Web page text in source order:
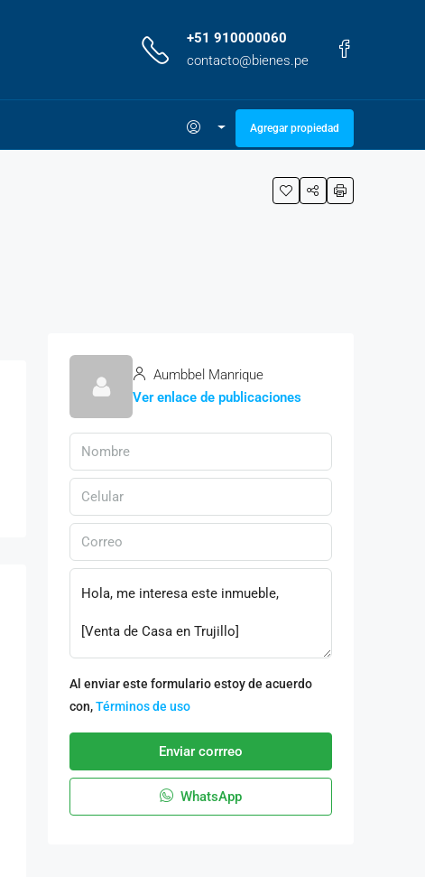
+51 910000060
contacto@bienes.pe
Agregar propiedad
Aumbbel Manrique
Ver enlace de publicaciones
Al enviar este formulario estoy de acuerdo
con,Términos de uso
Enviar corrreo
WhatsApp